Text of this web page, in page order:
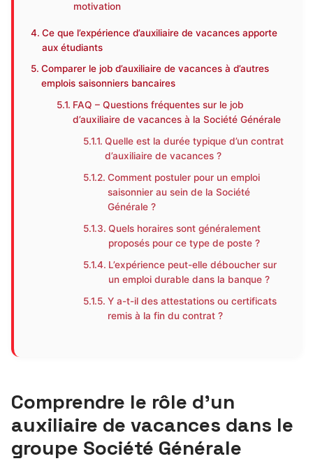
motivation
Ce que l’expérience d’auxiliaire de vacances apporte
aux étudiants
Comparer le job d’auxiliaire de vacances à d’autres
emplois saisonniers bancaires
FAQ – Questions fréquentes sur le job
d’auxiliaire de vacances à la Société Générale
Quelle est la durée typique d’un contrat
d’auxiliaire de vacances ?
Comment postuler pour un emploi
saisonnier au sein de la Société
Générale ?
Quels horaires sont généralement
proposés pour ce type de poste ?
L’expérience peut-elle déboucher sur
un emploi durable dans la banque ?
Y a-t-il des attestations ou certificats
remis à la fin du contrat ?
Comprendre le rôle d’un
auxiliaire de vacances dans le
groupe Société Générale